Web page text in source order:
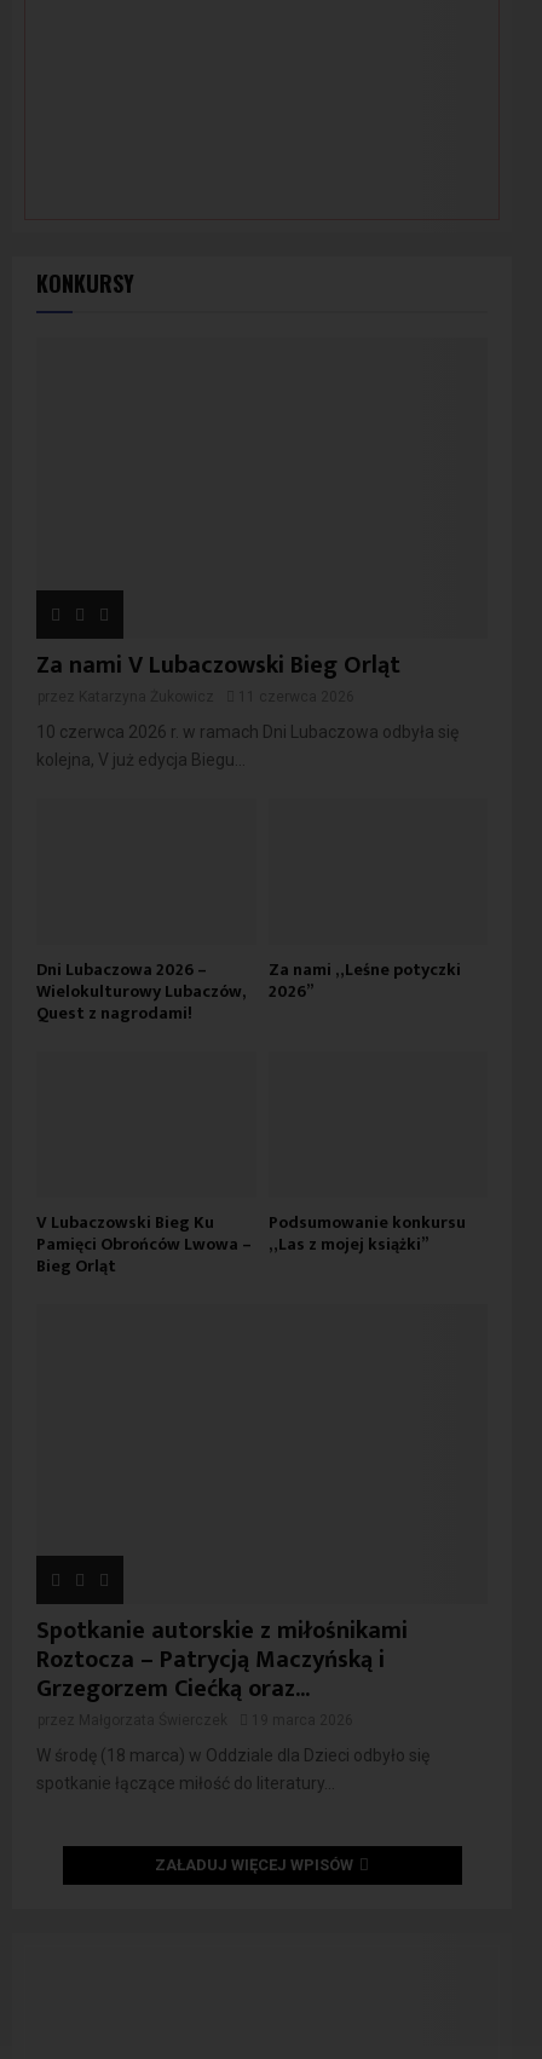
KONKURSY
Za nami V Lubaczowski Bieg Orląt
10 czerwca 2026 r. w ramach Dni Lubaczowa odbyła się
kolejna, V już edycja Biegu...
Dni Lubaczowa 2026 –
Wielokulturowy Lubaczów,
Quest z nagrodami!
Za nami „Leśne potyczki
2026”
V Lubaczowski Bieg Ku
Pamięci Obrońców Lwowa –
Bieg Orląt
Podsumowanie konkursu
„Las z mojej książki”
Spotkanie autorskie z miłośnikami
Roztocza – Patrycją Maczyńską i
Grzegorzem Ciećką oraz...
W środę (18 marca) w Oddziale dla Dzieci odbyło się
spotkanie łączące miłość do literatury...
ZAŁADUJ WIĘCEJ WPISÓW